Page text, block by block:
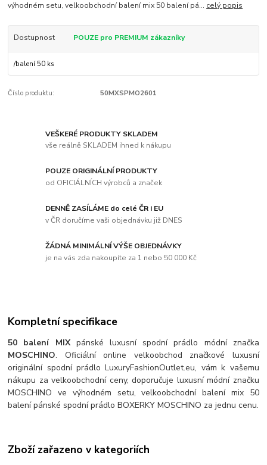
výhodném setu, velkoobchodní balení mix 50 balení pá... celý popis
Dostupnost POUZE pro PREMIUM zákazníky
/balení 50 ks
Číslo produktu: 50MXSPMO2601
VEŠKERÉ PRODUKTY SKLADEM
vše reálně SKLADEM ihned k nákupu
POUZE ORIGINÁLNÍ PRODUKTY
od OFICIÁLNÍCH výrobců a značek
DENNĚ ZASÍLÁME do celé ČR i EU
v ČR doručíme vaši objednávku již DNES
ŽÁDNÁ MINIMÁLNÍ VÝŠE OBJEDNÁVKY
je na vás zda nakoupíte za 1 nebo 50 000 Kč
Kompletní specifikace
50 balení MIXpánské luxusní spodní prádlo módní značka
MOSCHINO.
Oficiální online velkoobchod značkové luxusní
originální spodní prádlo LuxuryFashionOutlet.eu, vám k vašemu
nákupu za velkoobchodní ceny, doporučuje luxusní módní značku
MOSCHINO ve výhodném setu, velkoobchodní balení mix 50
balení pánské spodní prádlo BOXERKY MOSCHINO za jednu cenu.
Zboží zařazeno v kategoriích